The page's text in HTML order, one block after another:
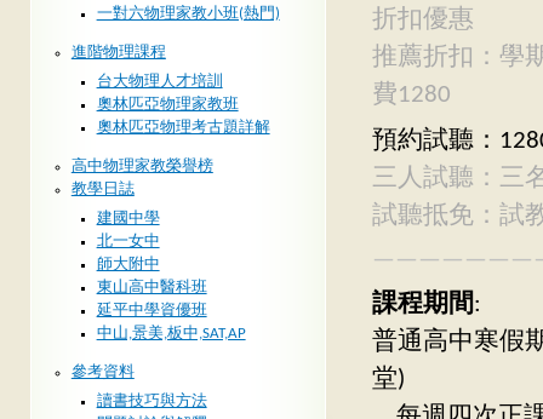
折扣優惠
推薦折扣：學
費1280
預約試聽：
三人試聽：三
試聽抵免：試
課程期間:
普通高中寒假
堂)
一對六物理家教小班(熱門)
進階物理課程
台大物理人才培訓
奧林匹亞物理家教班
奧林匹亞物理考古題詳解
高中物理家教榮譽榜
教學日誌
建國中學
北一女中
師大附中
東山高中醫科班
延平中學資優班
中山,景美,板中,SAT,AP
參考資料
讀書技巧與方法